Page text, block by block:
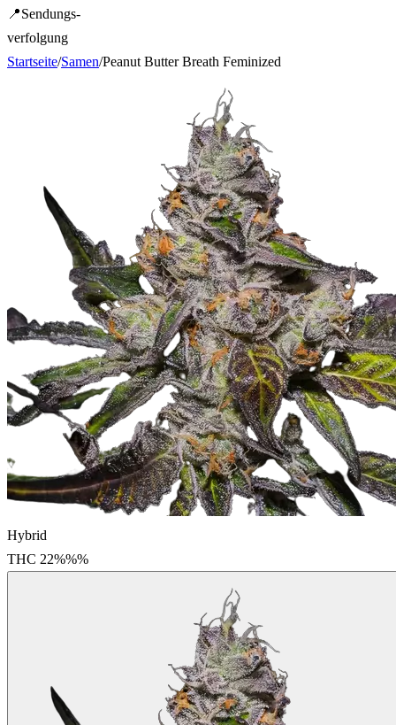
📍Sendungs-
verfolgung
Startseite/Samen/Peanut Butter Breath Feminized
Hybrid
THC 22%%%